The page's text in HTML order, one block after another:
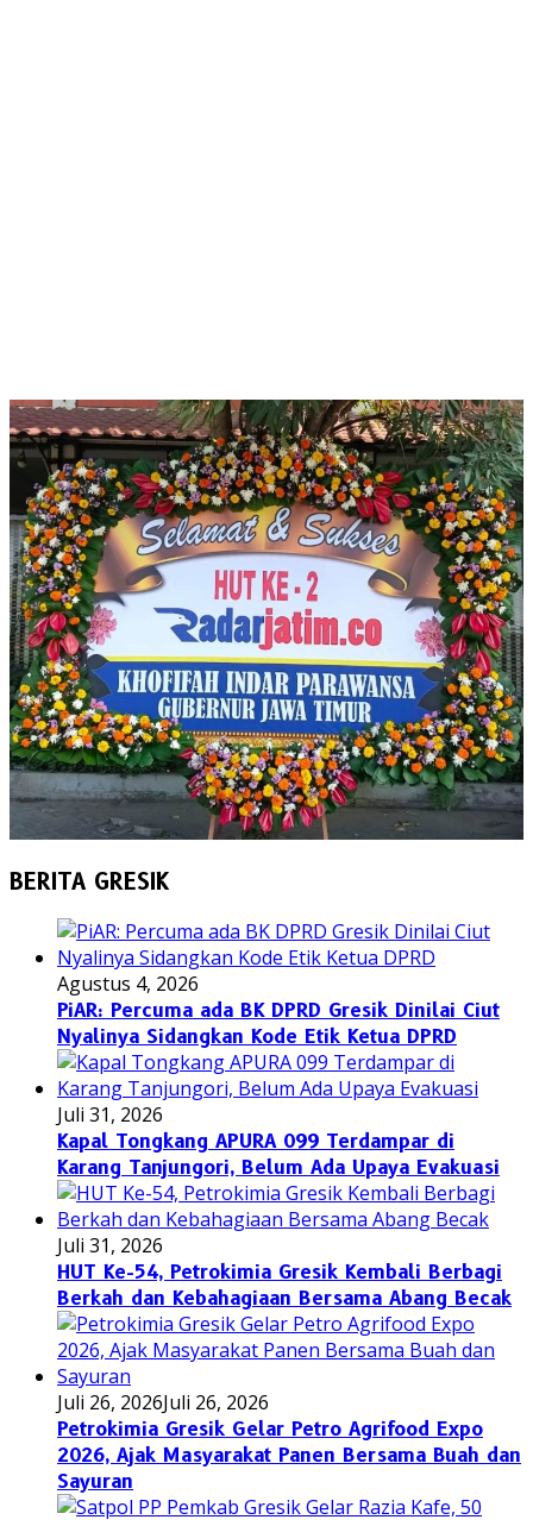
BERITA GRESIK
Agustus 4, 2026
PiAR: Percuma ada BK DPRD Gresik Dinilai Ciut
Nyalinya Sidangkan Kode Etik Ketua DPRD
Juli 31, 2026
Kapal Tongkang APURA 099 Terdampar di
Karang Tanjungori, Belum Ada Upaya Evakuasi
Juli 31, 2026
HUT Ke-54, Petrokimia Gresik Kembali Berbagi
Berkah dan Kebahagiaan Bersama Abang Becak
Juli 26, 2026Juli 26, 2026
Petrokimia Gresik Gelar Petro Agrifood Expo
2026, Ajak Masyarakat Panen Bersama Buah dan
Sayuran